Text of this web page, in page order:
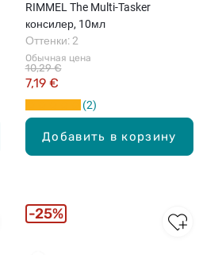
Добавить в корзину
RIMMEL The Multi-Tasker
консилер, 10мл
Обычная цена
7,19 €
10,29 €
Оттенки: 2
2
25%